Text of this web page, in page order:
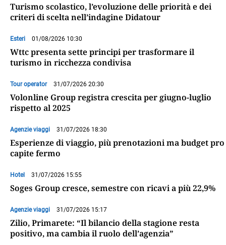
Turismo scolastico, l’evoluzione delle priorità e dei
criteri di scelta nell’indagine Didatour
Esteri 01/08/2026 10:30
Wttc presenta sette principi per trasformare il
turismo in ricchezza condivisa
Tour operator 31/07/2026 20:30
Volonline Group registra crescita per giugno-luglio
rispetto al 2025
Agenzie viaggi 31/07/2026 18:30
Esperienze di viaggio, più prenotazioni ma budget pro
capite fermo
Hotel 31/07/2026 15:55
Soges Group cresce, semestre con ricavi a più 22,9%
Agenzie viaggi 31/07/2026 15:17
Zilio, Primarete: “Il bilancio della stagione resta
positivo, ma cambia il ruolo dell’agenzia”